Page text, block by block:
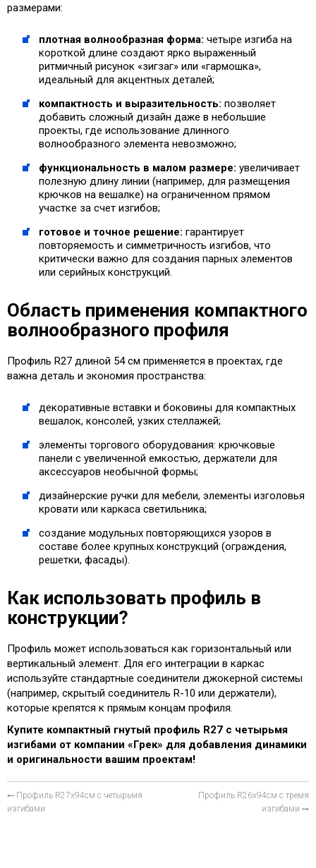
размерами:
плотная волнообразная форма: четыре изгиба на
короткой длине создают ярко выраженный
ритмичный рисунок «зигзаг» или «гармошка»,
идеальный для акцентных деталей;
компактность и выразительность: позволяет
добавить сложный дизайн даже в небольшие
проекты, где использование длинного
волнообразного элемента невозможно;
функциональность в малом размере: увеличивает
полезную длину линии (например, для размещения
крючков на вешалке) на ограниченном прямом
участке за счет изгибов;
готовое и точное решение: гарантирует
повторяемость и симметричность изгибов, что
критически важно для создания парных элементов
или серийных конструкций.
Область применения компактного
волнообразного профиля
Профиль R27 длиной 54 см применяется в проектах, где
важна деталь и экономия пространства:
декоративные вставки и боковины для компактных
вешалок, консолей, узких стеллажей;
элементы торгового оборудования: крючковые
панели с увеличенной емкостью, держатели для
аксессуаров необычной формы;
дизайнерские ручки для мебели, элементы изголовья
кровати или каркаса светильника;
создание модульных повторяющихся узоров в
составе более крупных конструкций (ограждения,
решетки, фасады).
Как использовать профиль в
конструкции?
Профиль может использоваться как горизонтальный или
вертикальный элемент. Для его интеграции в каркас
используйте стандартные соединители джокерной системы
(например, скрытый соединитель R-10 или держатели),
которые крепятся к прямым концам профиля.
Купите компактный гнутый профиль R27 с четырьмя
изгибами от компании «Грек» для добавления динамики
и оригинальности вашим проектам!
Профиль R27х94см с четырьмя
изгибами
Профиль R26х94см с тремя
изгибами